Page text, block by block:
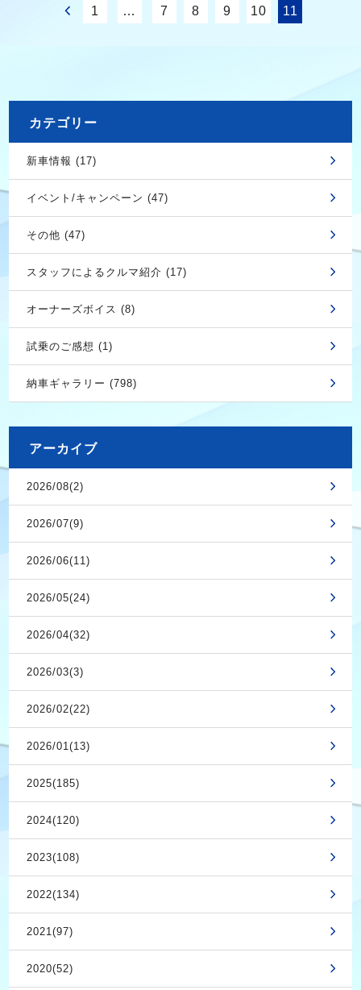
1 … 7 8 9 10 11
カテゴリー
新車情報 (17)
イベント/キャンペーン (47)
その他 (47)
スタッフによるクルマ紹介 (17)
オーナーズボイス (8)
試乗のご感想 (1)
納車ギャラリー (798)
アーカイブ
2026/08(2)
2026/07(9)
2026/06(11)
2026/05(24)
2026/04(32)
2026/03(3)
2026/02(22)
2026/01(13)
2025(185)
2024(120)
2023(108)
2022(134)
2021(97)
2020(52)